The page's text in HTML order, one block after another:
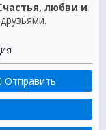
любви и
Отправить